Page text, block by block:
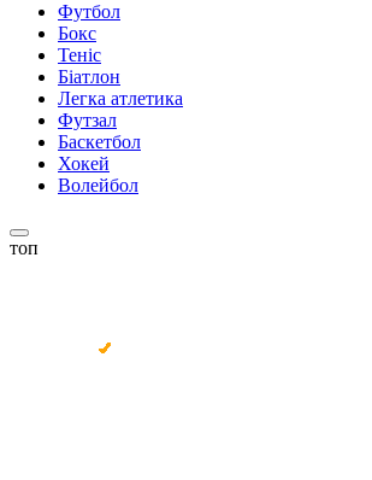
Футбол
Бокс
Теніс
Біатлон
Легка атлетика
Футзал
Баскетбол
Хокей
Волейбол
топ